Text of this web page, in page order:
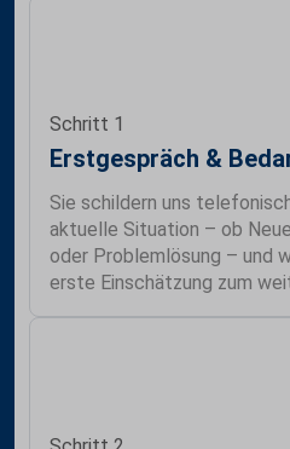
Schritt 1
Erstgespräch &
Sie schildern uns
aktuelle Situation – ob
oder Problemlösung – und
erste Einschätzung zum